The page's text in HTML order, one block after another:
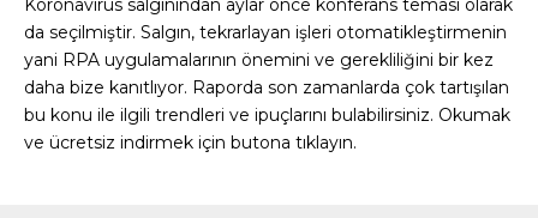
Koronavirüs salgınından aylar önce konferans teması olarak
da seçilmiştir. Salgın, tekrarlayan işleri otomatikleştirmenin
yani RPA uygulamalarının önemini ve gerekliliğini bir kez
daha bize kanıtlıyor. Raporda son zamanlarda çok tartışılan
bu konu ile ilgili trendleri ve ipuçlarını bulabilirsiniz. Okumak
ve ücretsiz indirmek için butona tıklayın.